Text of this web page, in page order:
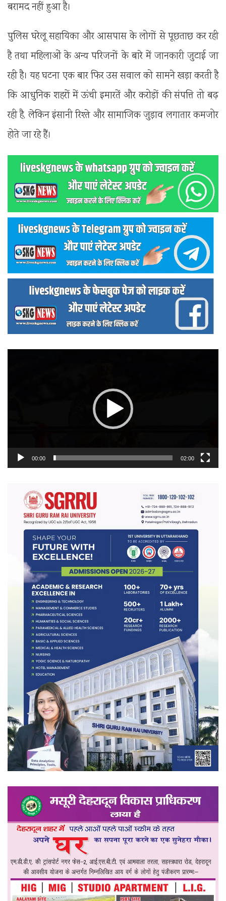
बरामद नहीं हुआ है।
पुलिस घरेलू सहायिका और आसपास के लोगों से पूछताछ कर रही
है तथा महिलाओं के अन्य परिजनों के बारे में जानकारी जुटाई जा
रही है। यह घटना एक बार फिर उस सवाल को सामने खड़ा करती है
कि आधुनिक शहरों में ऊंची इमारतें और करोड़ों की संपत्ति तो बढ़
रही है, लेकिन इंसानी रिश्ते और सामाजिक जुड़ाव लगातार कमजोर
होते जा रहे हैं।
00:00 02:00